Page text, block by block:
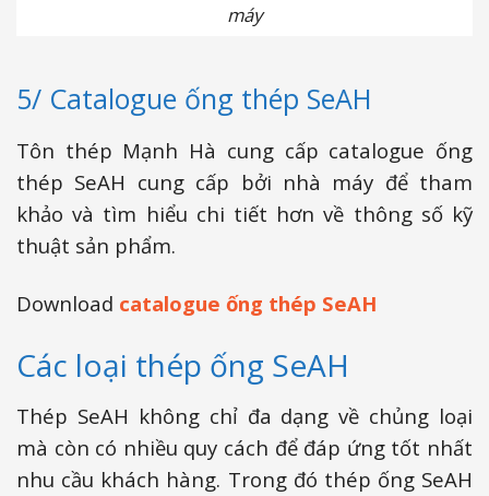
máy
5/ Catalogue ống thép SeAH
Tôn thép Mạnh Hà cung cấp catalogue ống
thép SeAH cung cấp bởi nhà máy để tham
khảo và tìm hiểu chi tiết hơn về thông số kỹ
thuật sản phẩm.
Download catalogue ống thép SeAH
Các loại thép ống SeAH
Thép SeAH không chỉ đa dạng về chủng loại
mà còn có nhiều quy cách để đáp ứng tốt nhất
nhu cầu khách hàng. Trong đó thép ống SeAH